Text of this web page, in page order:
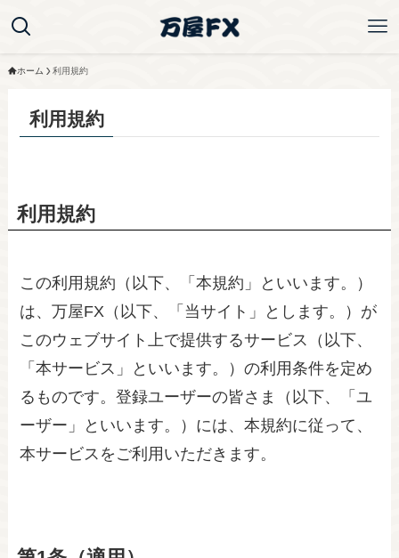
ホーム 利用規約
利用規約
利用規約
この利用規約（以下、「本規約」といいます。）
は、万屋FX（以下、「当サイト」とします。）が
このウェブサイト上で提供するサービス（以下、
「本サービス」といいます。）の利用条件を定め
るものです。登録ユーザーの皆さま（以下、「ユ
ーザー」といいます。）には、本規約に従って、
本サービスをご利用いただきます。